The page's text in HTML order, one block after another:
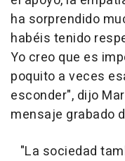
ha sorprendido
habéis tenido
Yo creo que es
poquito a veces
esconder", dijo
mensaje grabado
"La sociedad